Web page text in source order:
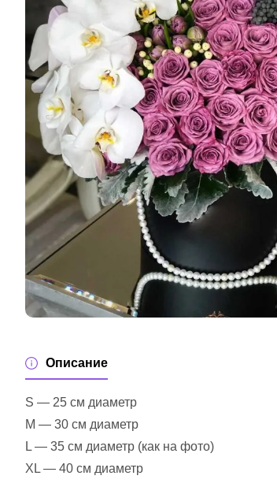
Описание
S — 25 см диаметр
M — 30 см диаметр
L — 35 см диаметр (как на фото)
XL — 40 см диаметр